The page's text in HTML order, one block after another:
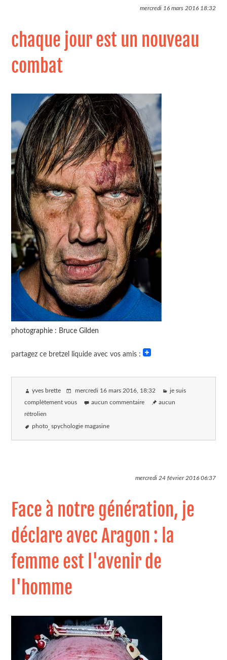
mercredi 16 mars 201618:32
chaque jour est un nouveau
combat
photographie : Bruce Gilden
partagez ce bretzel liquide avec vos amis :
yves brette mercredi 16 mars 2016, 18:32 je suis
complètement vous aucun commentaire aucun
rétrolien
photo spychologie magasine
mercredi 24 février 201606:37
Face à notre génération, je
déclare avec Aragon : la
femme est l'avenir de
l'homme